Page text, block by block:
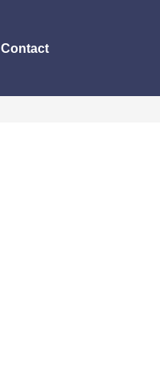
Contact